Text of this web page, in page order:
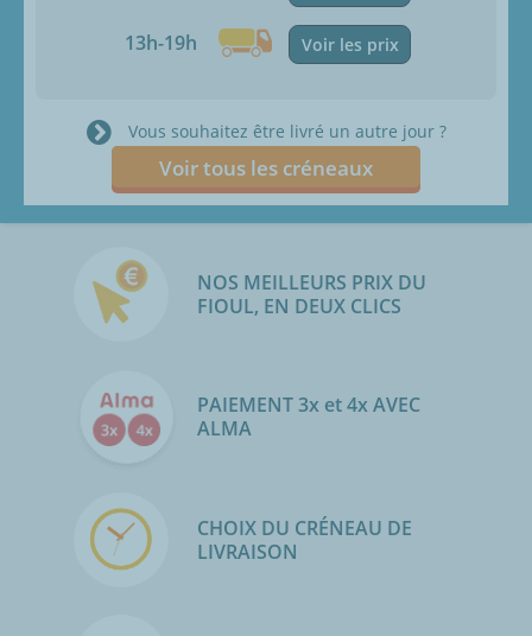
13h-19h Voir les prix
Vous souhaitez être livré un autre jour ?
Voir tous les créneaux
NOS MEILLEURS PRIX DU
FIOUL, EN DEUX CLICS
PAIEMENT 3x et 4x AVEC
ALMA
CHOIX DU CRÉNEAU DE
LIVRAISON